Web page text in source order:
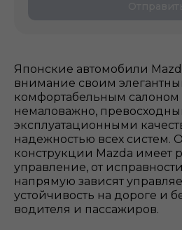
Японские автомобили
внимание своим
комфортабельным салоном
немаловажно,
эксплуатационными
надежностью всех систем.
конструкции Mazda имеет
управление, от
напрямую зависят
устойчивость на дороге и
водителя и пассажиров.